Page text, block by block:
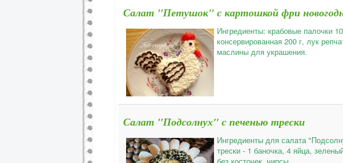
Салат "Петушок" с картошкой фри
Ингредиенты: крабовые палочки
консервированная 200 г, лук
маслины для украшения.
Салат "Подсолнух" с печенью трески
Ингредиенты для салата
трески - 1 баночка, 4 яйца,